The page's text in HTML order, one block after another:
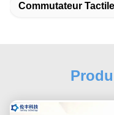
Commutateur